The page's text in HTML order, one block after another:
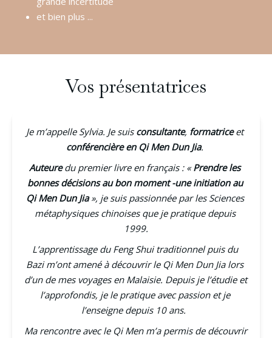
et bien plus ...
Vos présentatrices
Je m’appelle Sylvia. Je suis consultante, formatrice
et
conférencière en Qi Men Dun Jia.
Auteure du premier livre en français : « Prendre les
bonnes décisions au bon moment -une initiation au
Qi Men Dun Jia », je suis passionnée par les Sciences
métaphysiques chinoises que je pratique depuis
1999.
L’apprentissage du Feng Shui traditionnel puis du
Bazi m’ont amené à découvrir le Qi Men Dun Jia lors
d’un de mes voyages en Malaisie. Depuis je l’étudie et
l’approfondis, je le pratique avec passion et je
l’enseigne depuis 10 ans.
Ma rencontre avec le Qi Men m’a permis de découvrir